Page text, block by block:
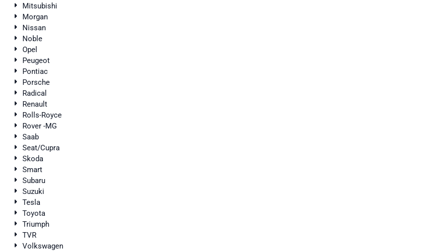
Mitsubishi
Morgan
Nissan
Noble
Opel
Peugeot
Pontiac
Porsche
Radical
Renault
Rolls-Royce
Rover -MG
Saab
Seat/Cupra
Skoda
Smart
Subaru
Suzuki
Tesla
Toyota
Triumph
TVR
Volkswagen